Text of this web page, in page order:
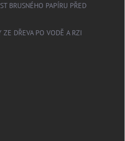
BRUSNÉHO PAPÍRU PŘED
ZE DŘEVA PO VODĚ A RZI